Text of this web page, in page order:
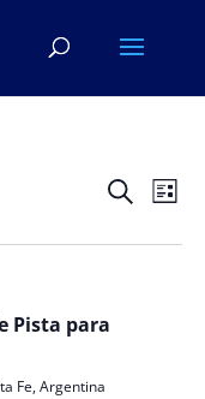
vistas
de
Buscar
de
Lista
Pista para
Fe, Argentina